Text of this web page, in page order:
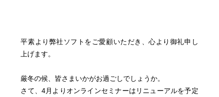
平素より弊社ソフトをご愛顧いただき、心より御礼申し
上げます。
厳冬の候、皆さまいかがお過ごしでしょうか。
さて、4月よりオンラインセミナーはリニューアルを予定